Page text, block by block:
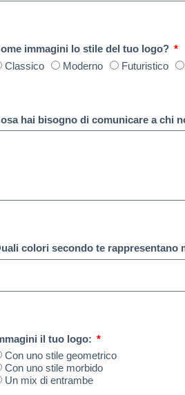
immagini lo stile del tuo logo?
Classico
Moderno Futuristico
hai bisogno di comunicare a chi
colori secondo te rappresentano
il tuo logo:
Con uno stile geometrico
Con uno stile morbido
Un mix di entrambe